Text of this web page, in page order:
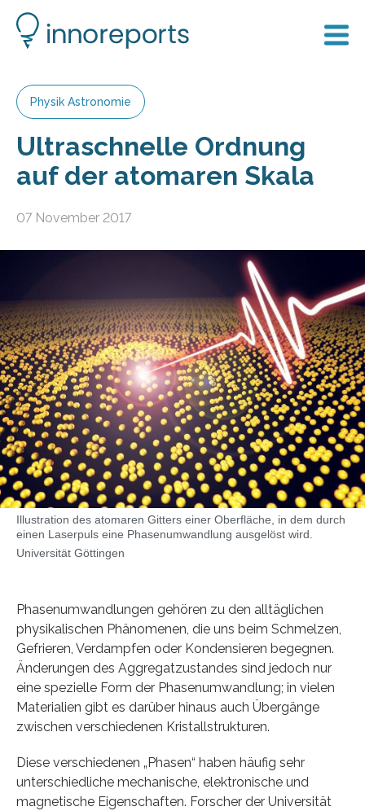
Physik Astronomie
Ultraschnelle Ordnung
auf der atomaren Skala
07 November 2017
Illustration des atomaren Gitters einer Oberfläche, in dem durch
einen Laserpuls eine Phasenumwandlung ausgelöst wird.
Universität Göttingen
Phasenumwandlungen gehören zu den alltäglichen
physikalischen Phänomenen, die uns beim Schmelzen,
Gefrieren, Verdampfen oder Kondensieren begegnen.
Änderungen des Aggregatzustandes sind jedoch nur
eine spezielle Form der Phasenumwandlung; in vielen
Materialien gibt es darüber hinaus auch Übergänge
zwischen verschiedenen Kristallstrukturen.
Diese verschiedenen „Phasen“ haben häufig sehr
unterschiedliche mechanische, elektronische und
magnetische Eigenschaften. Forscher der Universität